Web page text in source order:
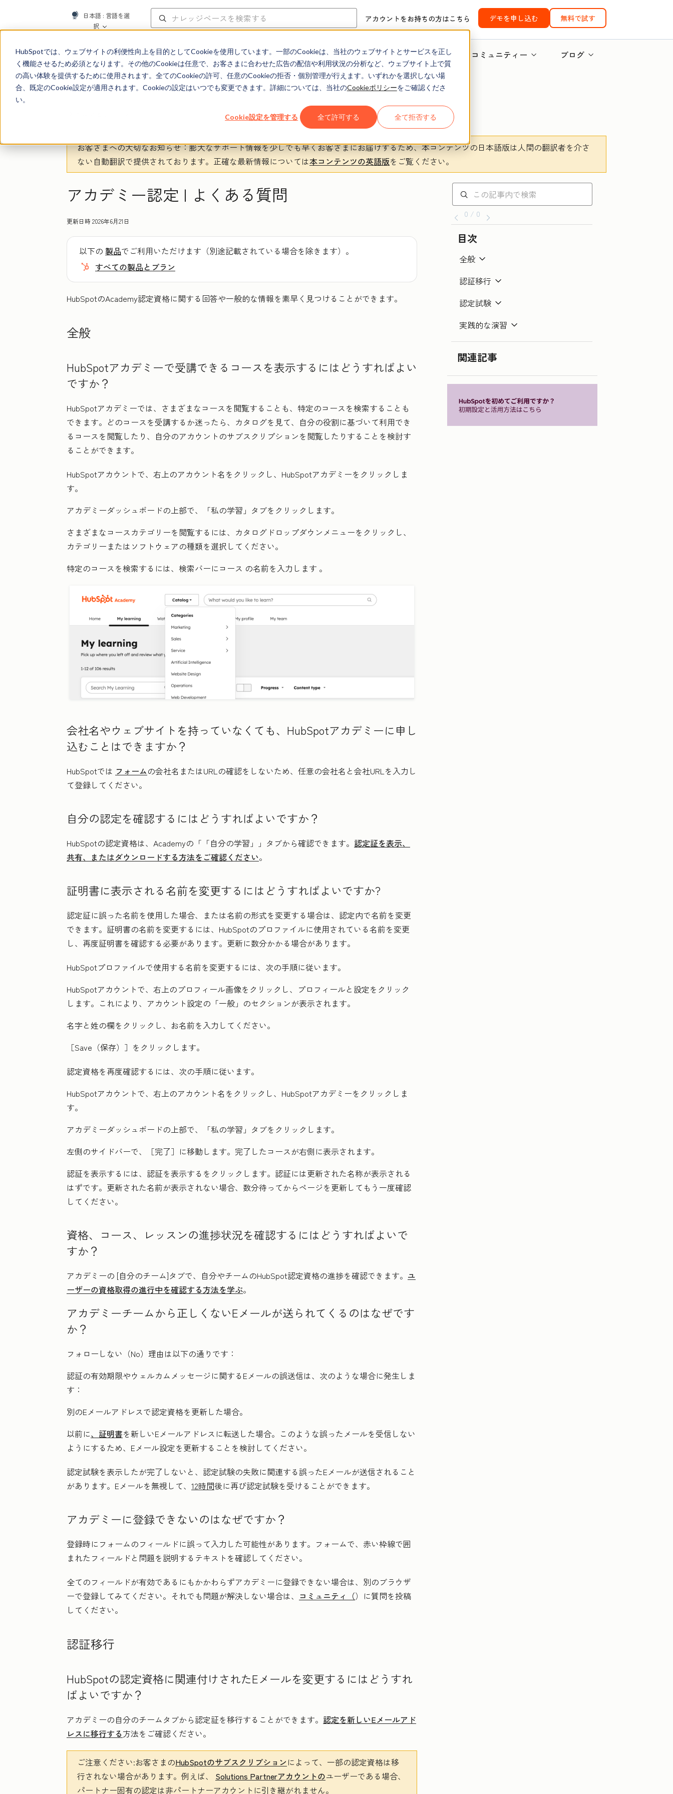
HubSpotでは、ウェブサイトの利便性向上を目的としてCookieを使用しています。一部のCookieは、当社のウェブサイトとサービスを正し
く機能させるため必須となります。その他のCookieは任意で、お客さまに合わせた広告の配信や利用状況の分析など、ウェブサイト上で質
の高い体験を提供するために使用されます。全てのCookieの許可、任意のCookieの拒否・個別管理が行えます。いずれかを選択しない場
合、既定のCookie設定が適用されます。Cookieの設定はいつでも変更できます。詳細については、当社のCookieポリシーをご確認くださ
い。
Cookie設定を管理する 全て許可する 全て拒否する
日本語 : 言語を選
択
アカウントをお持ちの方はこちら デモを申し込む 無料で試す
ナレッジベース ヘルプセンター ドキュメント トレーニング コミュニティー ブログ
お客さまへの大切なお知らせ：膨大なサポート情報を少しでも早くお客さまにお届けするため、本コンテンツの日本語版は人間の翻訳者を介さ
ない自動翻訳で提供されております。 正確な最新情報については本コンテンツの英語版をご覧ください。
アカデミー認定 | よくある質問
更新日時2026年6月21日
以下の 製品でご利用いただけます（別途記載されている場合を除きます）。
すべての製品とプラン
HubSpotのAcademy認定資格に関する回答や一般的な情報を素早く見つけることができます。
全般
HubSpotアカデミーで受講できるコースを表示するにはどうすればよい
ですか？
HubSpotアカデミーでは、さまざまなコースを閲覧することも、特定のコースを検索することも
できます。どのコースを受講するか迷ったら、カタログを見て、自分の役割に基づいて利用でき
るコースを閲覧したり、自分のアカウントのサブスクリプションを閲覧したりすることを検討す
ることができます。
HubSpotアカウントで、右上のアカウント名を クリックし、 HubSpotアカデミーを クリックしま
す。
アカデミーダッシュボードの上部で、「私の学習」 タブをクリックします。
さまざまなコースカテゴリーを閲覧するには、 カタログ ドロップダウンメニューをクリックし、
カテゴリーまたはソフトウェアの種類を選択してください。
特定のコースを検索するには、検索バーにコース の名前を入力します 。
会社名やウェブサイトを持っていなくても、HubSpotアカデミーに申し
込むことはできますか？
HubSpotでは フォームの会社名またはURLの確認をしないため、任意の会社名と会社URLを入力し
て登録してください。
自分の認定を確認するにはどうすればよいですか？
HubSpotの認定資格は、Academyの「 「自分の学習」」 タブから確認できます。 認定証を表示、
共有、またはダウンロードする方法をご確認ください。
証明書に表示される名前を変更するにはどうすればよいですか?
認定証に誤った名前を使用した場合、または名前の形式を変更する場合は、認定内で名前を変更
できます。証明書の名前を変更するには、HubSpotのプロファイルに使用されている名前を変更
し、再度証明書を確認する必要があります。更新に数分かかる場合があります。
HubSpotプロファイルで使用する名前を変更するには、次の手順に従います。
HubSpotアカウントで、右上のプロフィール画像をクリックし、 プロフィールと設定をクリック
します。これにより、アカウント設定の「一般」 のセクションが表示されます。
名字と姓の欄をクリックし、お名前を入力してください。
［Save（保存）］ をクリックします。
認定資格を再度確認するには、次の手順に従います。
HubSpotアカウントで、右上のアカウント名を クリックし、 HubSpotアカデミーを クリックしま
す。
アカデミーダッシュボードの上部で、「私の学習」 タブをクリックします。
左側のサイドバーで、
［完了］ に移動します。完了したコースが右側に表示されます。
認証を表示するには、 認証を表示する をクリックします。認証には更新された名称が表示される
はずです。更新された名前が表示されない場合、数分待ってからページを更新してもう一度確認
してください。
資格、コース、レッスンの進捗状況を確認するにはどうすればよいで
すか？
アカデミーの [自分のチーム]タブで、自分やチームのHubSpot認定資格の進捗を確認できます。 ユ
ーザーの資格取得の進行中を確認する方法を学ぶ。
アカデミーチームから正しくないEメールが送られてくるのはなぜです
か？
フォローしない（No）理由は以下の通りです：
認証の有効期限やウェルカムメッセージに関するEメールの誤送信は、次のような場合に発生しま
す：
別のEメールアドレスで認定資格を更新した場合。
以前に、証明書を新しいEメールアドレスに転送した場合。このような誤ったメールを受信しない
ようにするため、Eメール設定を更新することを検討してください。
認定試験を表示したが完了しないと、認定試験の失敗に関連する誤ったEメールが送信されること
があります。Eメールを無視して、 12時間後に再び認定試験を受けることができます。
アカデミーに登録できないのはなぜですか？
登録時にフォームのフィールドに誤って入力した可能性があります。フォームで、赤い枠線で囲
まれたフィールドと問題を説明するテキストを確認してください。
全てのフィールドが有効であるにもかかわらずアカデミーに登録できない場合は、別のブラウザ
ーで登録してみてください。それでも問題が解決しない場合は、 コミュニティ（）に質問を投稿
してください。
認証移行
HubSpotの認定資格に関連付けされたEメールを変更するにはどうすれ
ばよいですか？
アカデミーの自分のチームタブから認定証を移行することができます。 認定を新しいEメールアド
レスに移行する方法をご確認ください。
ご注意ください:お客さまのHubSpotのサブスクリプション によって、一部の認定資格は移
行されない場合があります。例えば、 Solutions Partnerアカウントのユーザーである場合、
パートナー固有の認定は非パートナーアカウントに引き継がれません。
0 / 0
目次
全般
認証移行
認定試験
実践的な演習
関連記事